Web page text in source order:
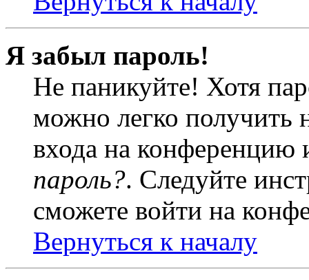
Я забыл пароль!
Не паникуйте! Хотя
можно легко получить
входа на
пароль?. Следуйте
сможете войти на
Вернуться к началу